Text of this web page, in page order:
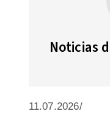
Noticias
11.07.2026/